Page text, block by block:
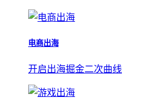
电商出海
开启出海掘金二次曲线